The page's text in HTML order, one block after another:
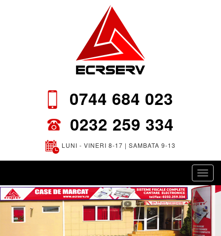
0744 684 023
0232 259 334
LUNI - VINERI 8-17 | SAMBATA 9-13